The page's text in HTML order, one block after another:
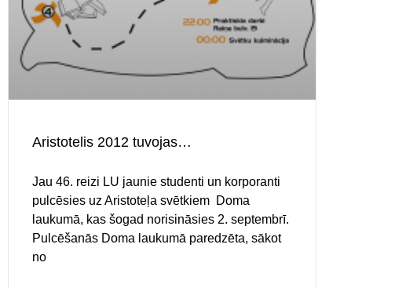
Aristotelis 2012 tuvojas…
Jau 46. reizi LU jaunie studenti un korporanti
pulcēsies uz Aristoteļa svētkiem Doma
laukumā, kas šogad norisināsies 2. septembrī.
Pulcēšanās Doma laukumā paredzēta, sākot
no